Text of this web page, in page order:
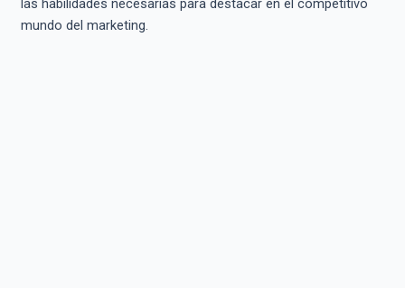
las habilidades necesarias para destacar en el competitivo
mundo del marketing.